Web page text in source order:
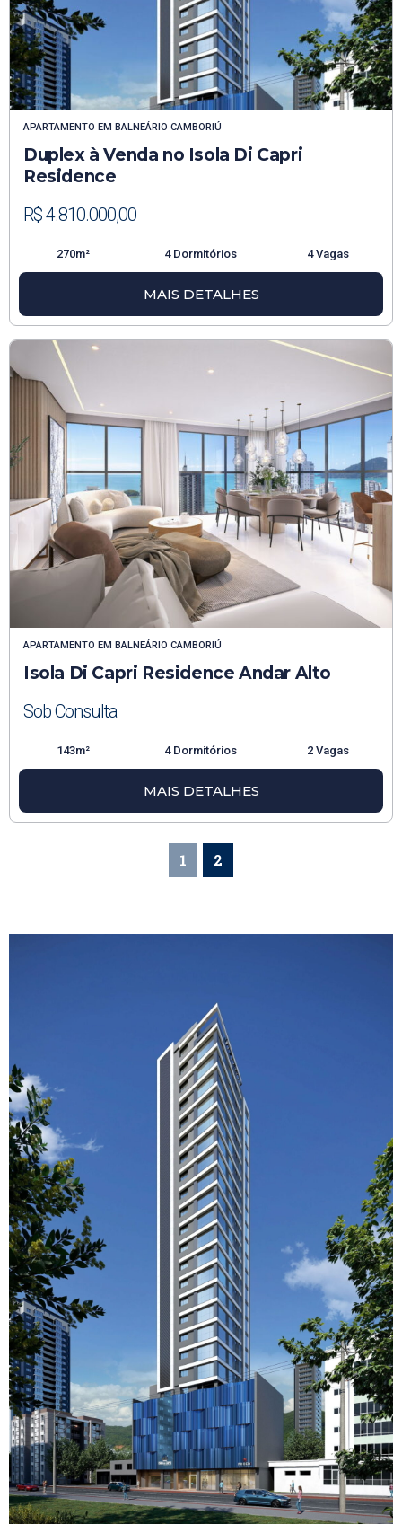
APARTAMENTO EM BALNEÁRIO CAMBORIÚ
Duplex à Venda no Isola Di Capri
Residence
R$ 4.810.000,00
270m² 4 Dormitórios 4 Vagas
MAIS DETALHES
APARTAMENTO EM BALNEÁRIO CAMBORIÚ
Isola Di Capri Residence Andar Alto
Sob Consulta
143m² 4 Dormitórios 2 Vagas
MAIS DETALHES
1 2